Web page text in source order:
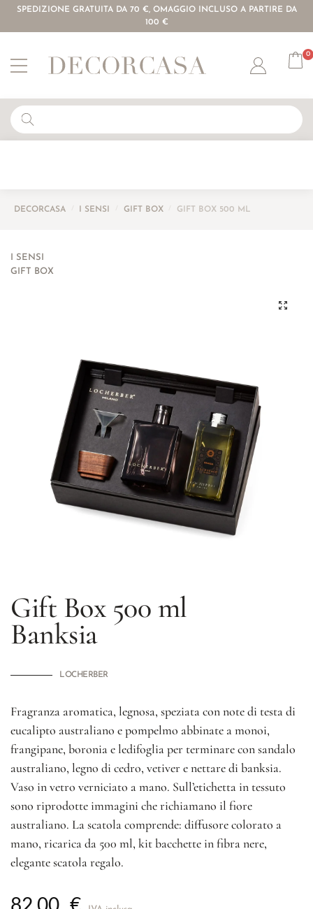
SPEDIZIONE GRATUITA DA 70 €, OMAGGIO INCLUSO A PARTIRE DA
100 €
Account
0
DECORCASA I SENSI GIFT BOX GIFT BOX 500 ML
I SENSI
GIFT BOX
Gift Box 500 ml
Banksia
LOCHERBER
Fragranza aromatica, legnosa, speziata con note di testa di
eucalipto australiano e pompelmo abbinate a monoi,
frangipane, boronia e ledifoglia per terminare con sandalo
australiano, legno di cedro, vetiver e nettare di banksia.
Vaso in vetro verniciato a mano. Sull’etichetta in tessuto
sono riprodotte immagini che richiamano il fiore
australiano. La scatola comprende: diffusore colorato a
mano, ricarica da 500 ml, kit bacchette in fibra nere,
elegante scatola regalo.
82,00 €